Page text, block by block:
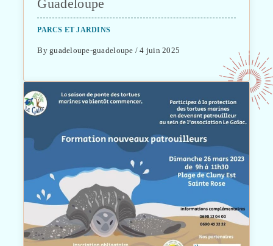
Guadeloupe
PARCS ET JARDINS
By guadeloupe-guadeloupe / 4 juin 2025